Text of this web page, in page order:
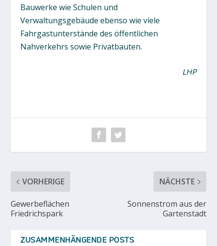
Bauwerke wie Schulen und
Verwaltungsgebäude ebenso wie viele
Fahrgastunterstände des öffentlichen
Nahverkehrs sowie Privatbauten.
LHP
VORHERIGE
Gewerbeflächen
Friedrichspark
NÄCHSTE
Sonnenstrom aus der
Gartenstadt
ZUSAMMENHÄNGENDE POSTS